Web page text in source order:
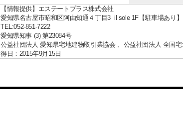
【情報提供】エステートプラス株式会社
愛知県名古屋市昭和区阿由知通４丁目3 il sole 1F【駐車場あり】
TEL:052-851-7222
愛知県知事 (3) 第23084号
公益社団法人 愛知県宅地建物取引業協会 、公益社団法人 全国
得日：2015年9月15日